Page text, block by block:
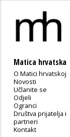
Matica hrvatska
O Matici hrvatskoj
Novosti
Učlanite se
Odjeli
Ogranci
Društva prijatelja i
partneri
Kontakt